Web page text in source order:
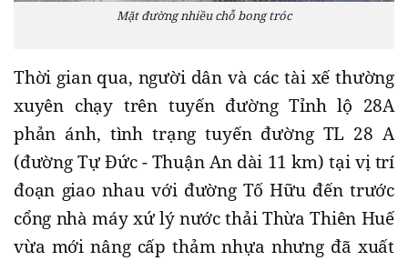
Mặt đường nhiều chỗ bong tróc
Thời gian qua, người dân và các tài xế thường
xuyên chạy trên tuyến đường Tỉnh lộ 28A
phản ánh, tình trạng tuyến đường TL 28 A
(đường Tự Đức - Thuận An dài 11 km) tại vị trí
đoạn giao nhau với đường Tố Hữu đến trước
cổng nhà máy xứ lý nước thải Thừa Thiên Huế
vừa mới nâng cấp thảm nhựa nhưng đã xuất